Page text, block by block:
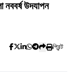
নববর্ষ উদযাপন
প্রিন্ট